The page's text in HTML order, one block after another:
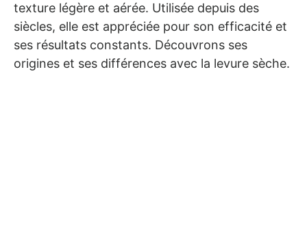
texture légère et aérée. Utilisée depuis des
siècles, elle est appréciée pour son efficacité et
ses résultats constants. Découvrons ses
origines et ses différences avec la levure sèche.